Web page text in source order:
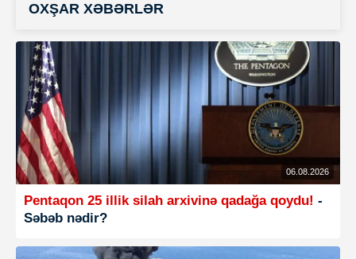
OXŞAR XƏBƏRLƏR
06.08.2026
Pentaqon 25 illik silah arxivinə qadağa qoydu! -
Səbəb nədir?